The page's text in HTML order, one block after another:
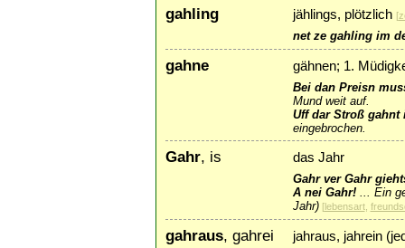
gahling jählings, plötzlich [
net ze gahling im
gahne gähnen; 1.
Bei dan Preisn
Mund weit auf.
Uff dar Stroß gahnt
eingebrochen.
Gahr, is das Jahr
Gahr ver Gahr
A nei Gahr!... Ein
Jahr)[lebensart,
gahraus, gahrei jahraus, jahrein